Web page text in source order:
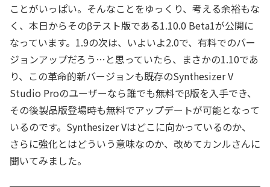
ことがいっぱい。そんなことをゆっくり、考える余裕もな
く、本日からそのβテスト版である1.10.0 Beta1が公開に
なっています。1.9の次は、いよいよ2.0で、有料でのバー
ジョンアップだろう…と思っていたら、まさかの1.10であ
り、この革命的新バージョンも既存のSynthesizer V
Studio Proのユーザーなら誰でも無料でβ版を入手でき、
その後製品版登場時も無料でアップデートが可能となって
いるのです。Synthesizer Vはどこに向かっているのか、
さらに強化とはどういう意味なのか、改めてカンルさんに
聞いてみました。